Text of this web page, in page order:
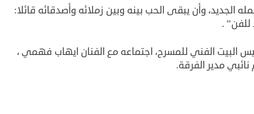
الجديد، وأن يبقى الحب بينه وبين زملائه وأصدقائه قائلا:
للفن” .
البيت الفني للمسرح، اجتماعه مع الفنان ايهاب فهمي ،
مدير الفرقة.